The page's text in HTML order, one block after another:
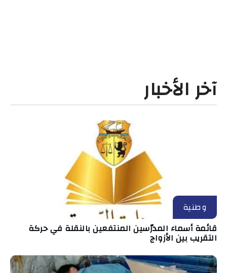
آخر الأخبار
وطنية
قائمة أسماء المدرّسين المنتفعين بالنقلة في حركة
التقريب بين الأزواج